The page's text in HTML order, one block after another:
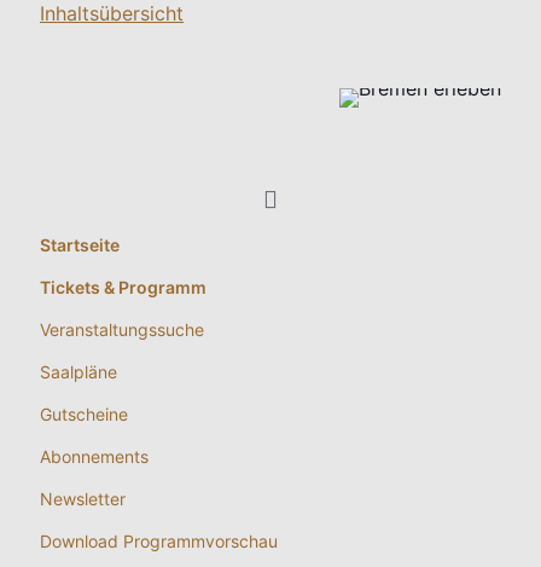
Inhaltsübersicht
Startseite
Tickets & Programm
Veranstaltungssuche
Saalpläne
Gutscheine
Abonnements
Newsletter
Download Programmvorschau